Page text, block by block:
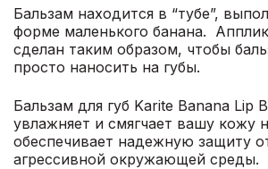
Бальзам находится в “тубе”,
форме маленького банана. А
сделан таким образом, чтобы
просто наносить на губы.
Бальзам для губ Karite Banana Lip
увлажняет и смягчает вашу кожу
обеспечивает надежную защиту
агрессивной окружающей среды.